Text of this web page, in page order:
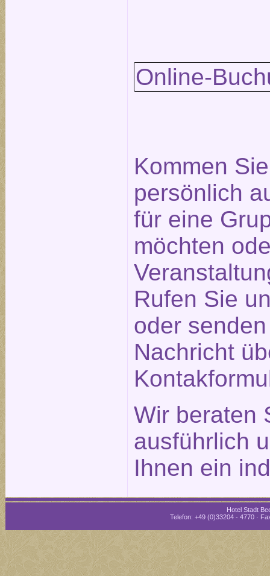
Online-
Kommen
persönlich
für eine
möchten
Rufen Sie
oder
Nachricht
Wir beraten
ausführlich
Ihnen ein
Hotel Stadt
Telefon: +49 (0)33204 - 4770 ·